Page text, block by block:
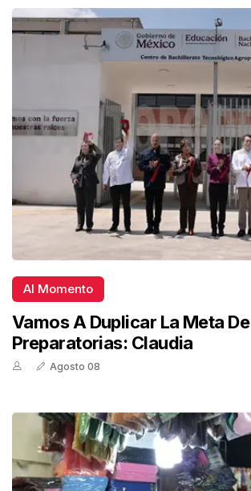
Al Momento
Vamos A Duplicar La Meta De
Preparatorias: Claudia
Agosto 08